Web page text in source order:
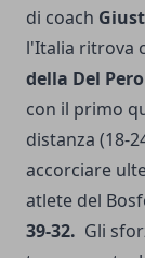
di coach
l'Italia ritrova
della Del
con il primo
distanza (18-
accorciare
atlete del
39-32. Gli